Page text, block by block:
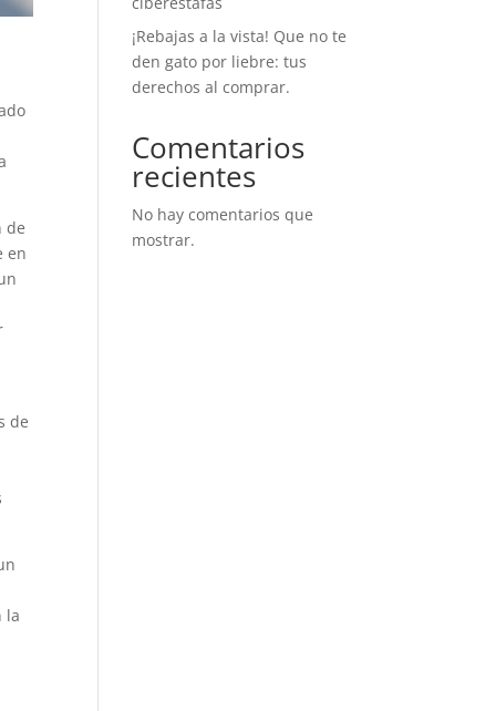
de
en
de
la
¡Rebajas a la vista! Que no te
den gato por liebre: tus
derechos al comprar.
Comentarios
recientes
No hay comentarios que
mostrar.